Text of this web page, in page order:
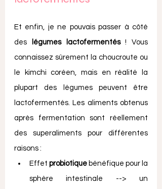
Et enfin, je ne pouvais passer à côté
des
légumes lactofermentés ! Vous
connaissez sûrement la choucroute ou
le kimchi coréen, mais en réalité la
plupart des légumes peuvent être
lactofermentés. Les aliments obtenus
après fermentation sont réellement
des superaliments pour différentes
raisons :
Effet probiotique bénéfique pour la
sphère intestinale --> un